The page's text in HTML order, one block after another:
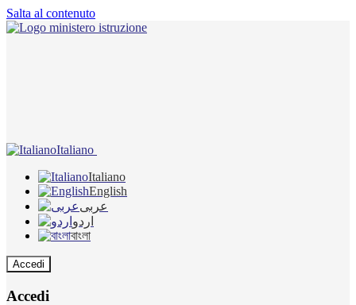
Salta al contenuto
Italiano
Italiano
English
عربى
اردو
বাংলা
Accedi
Accedi